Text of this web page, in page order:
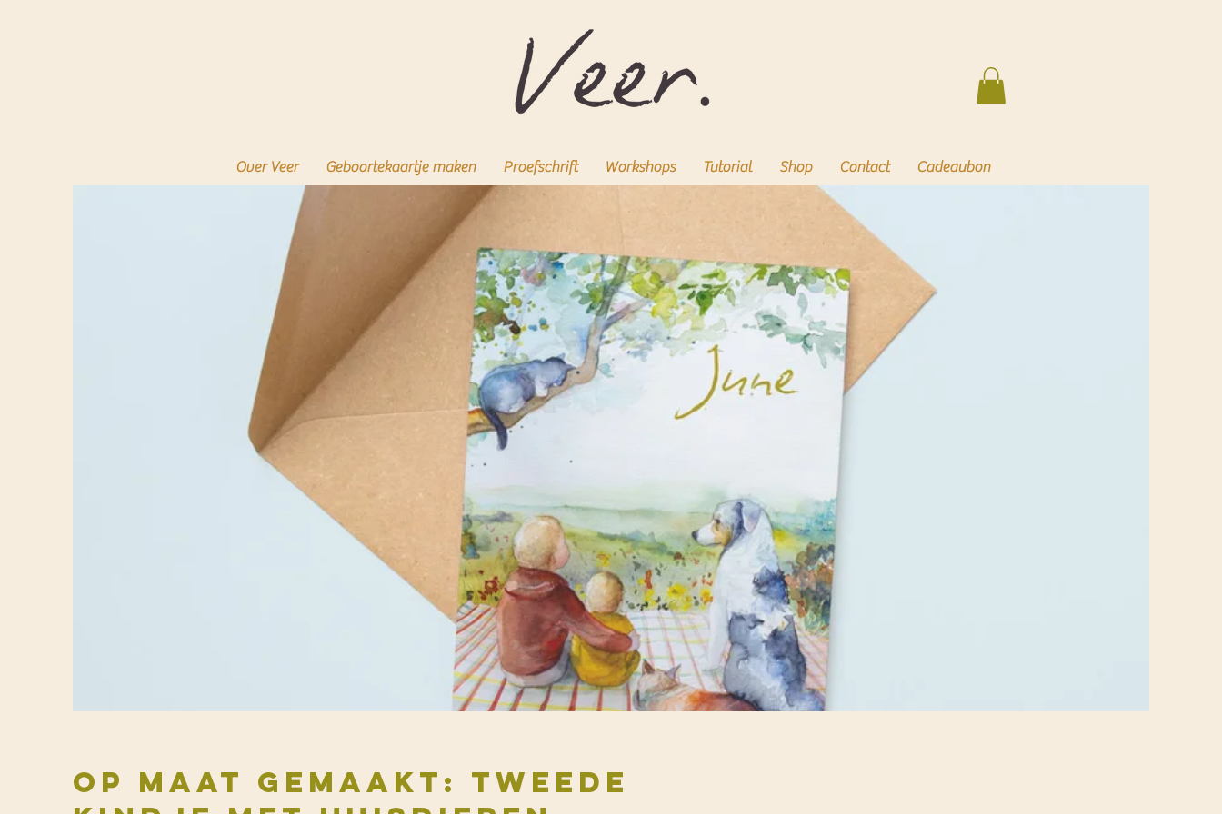
Op maat gemaakt: tweede
Over Veer Geboortekaartje maken Proefschrift Workshops Tutorial Shop Contact Cadeaubon